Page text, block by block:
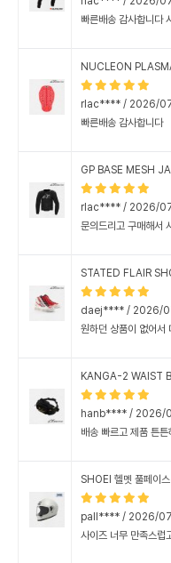
빠른배송 감사합니다
NUCLEON
rlac**** / 2026/
빠른배송 감사합니다
GP BASE MESH
rlac**** / 2026/
문의드리고 구매해서
STATED FLAIR
daej**** / 2026/
원하던 상품이 없어서
KANGA-2 WAIST
hanb**** / 2026/
배송 빠르고 제품 튼
SHOEI 헬멧 풀페이
pall**** / 2026/
사이즈 너무 만족스럽